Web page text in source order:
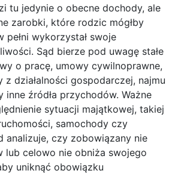
tu jedynie o obecne dochody, ale
zarobki, które rodzic mógłby
pełni wykorzystał swoje
Sąd bierze pod uwagę stałe
o pracę, umowy cywilnoprawne,
działalności gospodarczej, najmu
inne źródła przychodów. Ważne
sytuacji majątkowej, takiej
samochody czy
analizuje, czy zobowiązany nie
lub celowo nie obniża swojego
uniknąć obowiązku